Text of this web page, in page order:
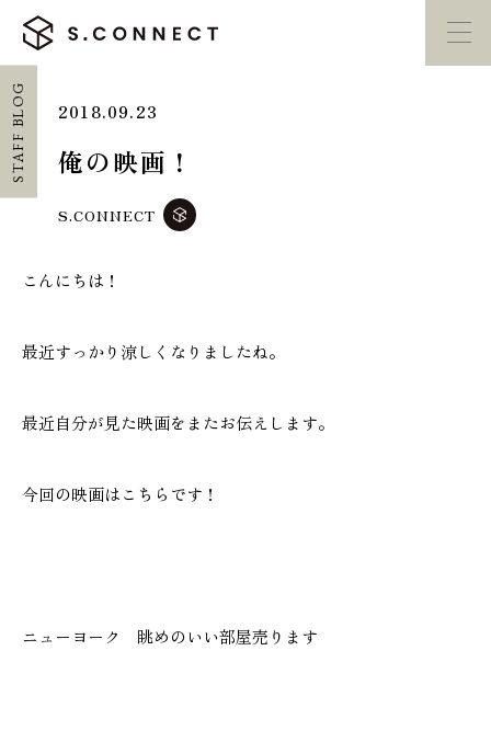
HOME
エスコネについて
CASE
家づくり勉強会
STAFF BLOG 2018.09.23
俺の映画！
S.CONNECT
こんにちは！
最近すっかり涼しくなりましたね。
最近自分が見た映画をまたお伝えします。
今回の映画はこちらです！
ニューヨーク 眺めのいい部屋売ります